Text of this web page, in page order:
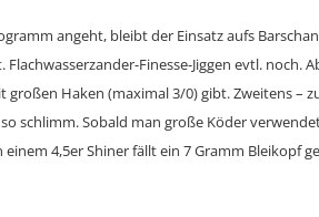
angeht, bleibt der Einsatz aufs
Finesse-Jiggen evtl. noch.
großen Haken (maximal 3/0) gibt. Zweitens –
schlimm. Sobald man große Köder
4,5er Shiner fällt ein 7 Gramm Bleikopf